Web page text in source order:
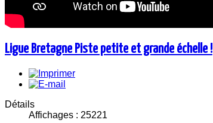
Ligue Bretagne Piste petite et grande échelle !
Détails
Affichages : 25221